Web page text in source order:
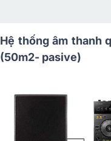
Hệ thống âm thanh
(50m2- pasive)